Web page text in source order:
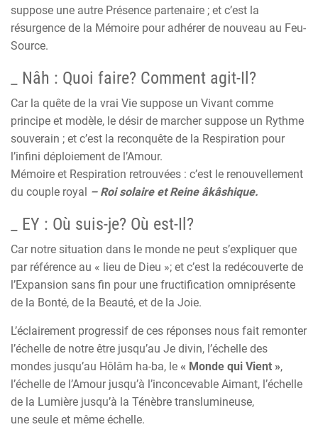
suppose une autre Présence partenaire ; et c’est la
résurgence de la Mémoire pour adhérer de nouveau au Feu-
Source.
Nâh : Quoi faire? Comment agit-Il?
Car la quête de la vrai Vie suppose un Vivant comme
principe et modèle, le désir de marcher suppose un Rythme
souverain ; et c’est la reconquête de la Respiration pour
l’infini déploiement de l’Amour.
Mémoire et Respiration retrouvées : c’est le renouvellement
du couple royal – Roi solaire et Reine âkâshique.
EY : Où suis-je? Où est-Il?
Car notre situation dans le monde ne peut s’expliquer que
par référence au « lieu de Dieu »; et c’est la redécouverte de
l’Expansion sans fin pour une fructification omniprésente
de la Bonté, de la Beauté, et de la Joie.
L’éclairement progressif de ces réponses nous fait remonter
l’échelle de notre être jusqu’au Je divin, l’échelle des
mondes jusqu’au Hôlâm ha-ba, le « Monde qui Vient »,
l’échelle de l’Amour jusqu’à l’inconcevable Aimant, l’échelle
de la Lumière jusqu’à la Ténèbre translumineuse,
une seule et même échelle.